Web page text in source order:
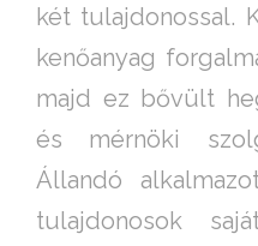
két tulajdonossal.
kenőanyag
majd ez bővült
és mérnöki
Állandó
tulajdonosok